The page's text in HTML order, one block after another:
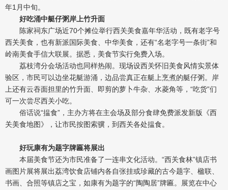
年1月中旬。
好吃涌中艇仔粥岸上竹升面
陈家祠东广场近70个摊位举行西关美食嘉年华活动，既有老字号
西关美食，也有新派国际美食、中华美食，还有“名老字号一条街”和
岭南美食手信大联展。据悉，美食节实行免费入场。
荔枝湾分会场活动也同样热闹。现场设西关怀旧美食风情实景体
验区，市民可以边坐花艇游涌，边品尝真正在艇上烹煮的艇仔粥。岸
上还有云吞面担里的竹升面、即剪的萝卜牛杂、水菱角等，“吃货”们
可一次尝尽西关小吃。
俗话说“揾食”，主办方将在主会场及部分食肆免费派发新版《西
关美食地图》，让市民按图索骥，到西关各处揾食。
好玩康有为题字牌匾将展出
本届美食节还为市民准备了一连串文化活动。“西关食林”镇店书
画图片展将展出荔湾饮食店铺内各自张挂或珍藏的古今题字、楹联、
书画、合照等镇店之宝，如康有为题字的“陶陶居”牌匾。展览在中心